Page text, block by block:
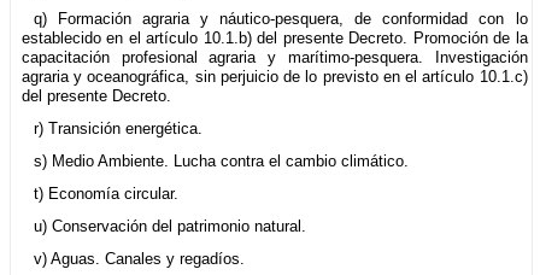
q) Formación agraria y náutico-pesquera, de conformidad con lo
establecido en el artículo 10.1.b) del presente Decreto. Promoción de la
capacitación profesional agraria y marítimo-pesquera. Investigación
agraria y oceanográfica, sin perjuicio de lo previsto en el artículo 10.1.c)
del presente Decreto.
r) Transición energética.
s) Medio Ambiente. Lucha contra el cambio climático.
t) Economía circular.
u) Conservación del patrimonio natural.
v) Aguas. Canales y regadíos.